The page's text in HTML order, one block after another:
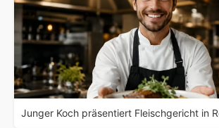
Junger Koch präsentiert Fleischgericht in